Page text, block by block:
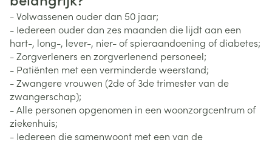
- Volwassenen ouder dan 50 jaar;
- Iedereen ouder dan zes maanden die lijdt aan een
hart-, long-, lever-, nier- of spieraandoening of diabetes;
- Zorgverleners en zorgverlenend personeel;
- Patiënten met een verminderde weerstand;
- Zwangere vrouwen (2de of 3de trimester van de
zwangerschap);
- Alle personen opgenomen in een woonzorgcentrum of
ziekenhuis;
- Iedereen die samenwoont met een van de